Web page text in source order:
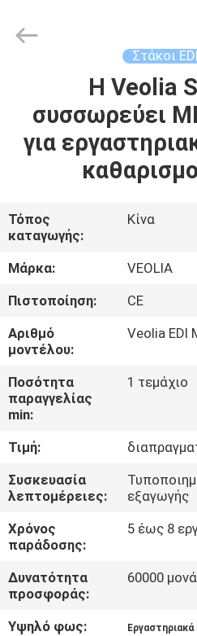
ΠΡΟΪΌΝΤΑ
ΕΜΕΊΣ
ΓΎΡΟΣ
ΕΡΓΟΣΤΑΣΊΩΝ
ΠΟΙΟΤΙΚΌΣ
ΈΛΕΓΧΟΣ
ΕΛΆΤΕ
ΣΕ
ΕΠΑΦΉ
ΜΕ
ΕΙΔΉΣΕΙΣ
Technology
Στάκοι
Η Veolia
συσσωρεύει
για
Τόπος
καταγωγής:
Κίνα
Μάρκα:
VEOLIA
Πιστοποίηση:
CE
Αριθμό
μοντέλου:
Veolia EDI
Ποσότητα
παραγγελίας
min:
1 τεμάχιο
Τιμή:
Συσκευασία
λεπτομέρειες:
εξαγωγής
Χρόνος
παράδοσης:
5 έως 8
Δυνατότητα
προσφοράς:
60000
Υψηλό φως: